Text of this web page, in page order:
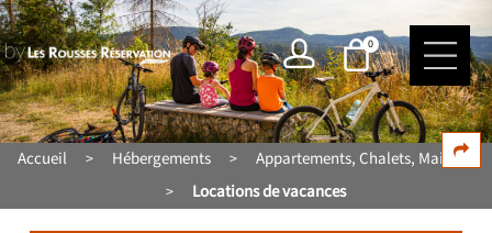
0
Accueil > Hébergements > Appartements, Chalets, Maisons
> Locations de vacances